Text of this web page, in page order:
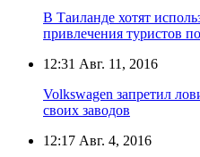
В Таиланде хотят
привлечения туристов
12:31 Авг. 11, 2016
Volkswagen запретил
своих заводов
12:17 Авг. 4, 2016